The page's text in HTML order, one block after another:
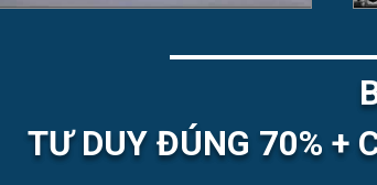
TƯ DUY ĐÚNG 70% +